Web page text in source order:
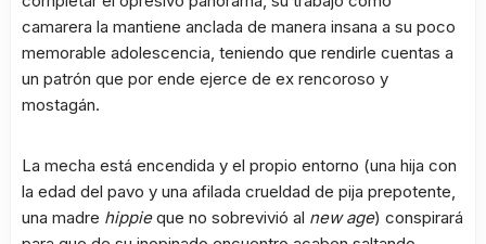
camarera la mantiene anclada de manera insana a su poco
memorable adolescencia, teniendo que rendirle cuentas a
un patrón que por ende ejerce de ex rencoroso y
mostagán.
La mecha está encendida y el propio entorno (una hija con
la edad del pavo y una afilada crueldad de pija prepotente,
una madre hippieque no sobrevivió al new age) conspirará